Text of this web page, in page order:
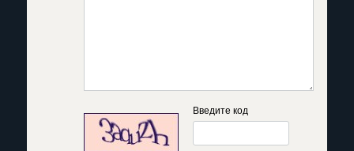
Введите код